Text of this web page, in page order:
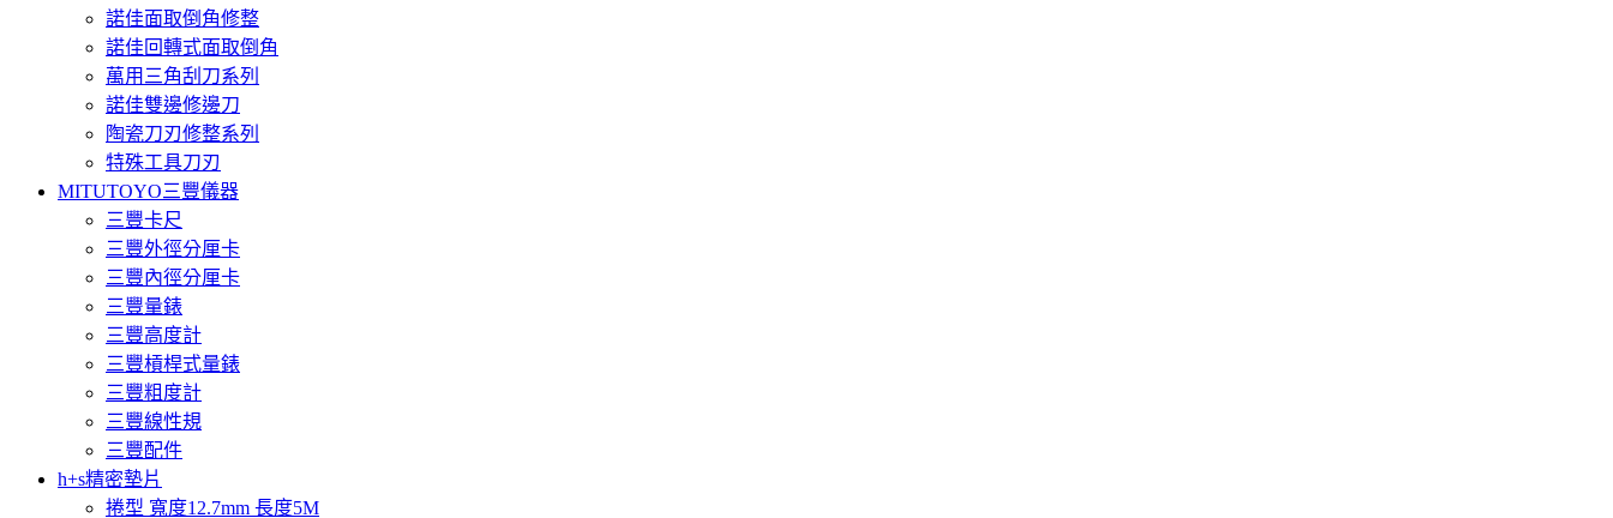
諾佳面取倒角修整
諾佳回轉式面取倒角
萬用三角刮刀系列
諾佳雙邊修邊刀
陶瓷刀刃修整系列
特殊工具刀刃
MITUTOYO三豐儀器
三豐卡尺
三豐外徑分厘卡
三豐內徑分厘卡
三豐量錶
三豐高度計
三豐槓桿式量錶
三豐粗度計
三豐線性規
三豐配件
h+s精密墊片
捲型 寬度12.7mm 長度5M